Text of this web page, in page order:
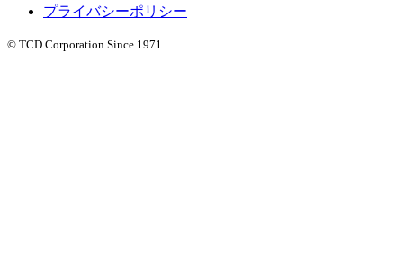
プライバシーポリシー
© TCD Corporation Since 1971.